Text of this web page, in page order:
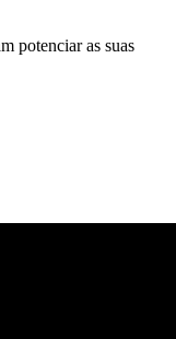
potenciar as suas